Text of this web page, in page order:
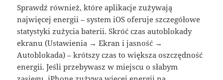
Sprawdź również, które aplikacje zużywają
najwięcej energii – system iOS oferuje szczegółowe
statystyki zużycia baterii. Skróć czas autoblokady
ekranu (Ustawienia → Ekran i jasność →
Autoblokada) – krótszy czas to większa oszczędność
energii. Jeśli przebywasz w miejscu o słabym